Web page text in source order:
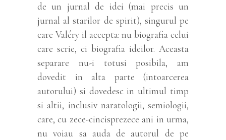
de un jurnal de idei (mai precis un
jurnal al starilor de spirit), singurul pe
care Valéry il accepta: nu biografia celui
care scrie, ci biografia ideilor. Aceasta
separare nu-i totusi posibila, am
dovedit in alta parte (intoarcerea
autorului) si dovedesc in ultimul timp
si altii, inclusiv naratologii, semiologii,
care, cu zece-cincisprezece ani in urma,
nu voiau sa auda de autorul de pe